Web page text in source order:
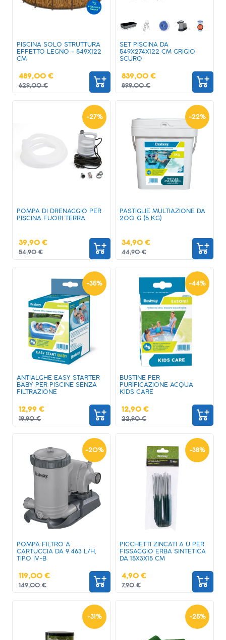
PISCINA SOLO STRUTTURA
EFFETTO LEGNO - 549X122
CM
489,00 €
629,00 €
SET PISCINA DA
549X274X122 CM GRIGIO
SCURO
839,00 €
899,00 €
-27%
POMPA DI DRENAGGIO PER
PISCINA FUORI TERRA
39,90 €
54,90 €
-22%
PASTIGLIE MULTIAZIONE DA
200 G (5 KG)
34,90 €
44,90 €
-35%
ANTIALGHE EASY STARTER
BABY PER PISCINE SENZA
FILTRAZIONE
12,99 €
19,90 €
-44%
BUSTINE PER
PURIFICAZIONE ACQUA
KIDS CARE
12,90 €
22,90 €
-20%
POMPA FILTRO A
CARTUCCIA DA 9.463 L/H,
TIPO IV-B
119,00 €
149,00 €
-38%
PICCHETTI ZINCATI A U PER
FISSAGGIO ERBA SINTETICA
DA 15X3X15 CM
4,90 €
7,90 €
-31% -25%